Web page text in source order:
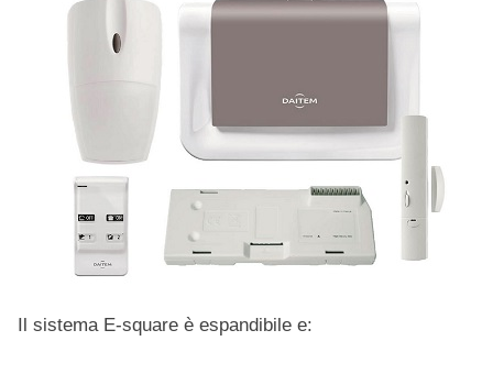
Il sistema E-square è espandibile e: